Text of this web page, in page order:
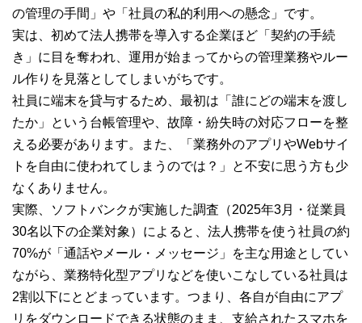
の管理の手間」や「社員の私的利用への懸念」です。
実は、初めて法人携帯を導入する企業ほど「契約の手続
き」に目を奪われ、運用が始まってからの管理業務やルー
ル作りを見落としてしまいがちです。
社員に端末を貸与するため、最初は「誰にどの端末を渡し
たか」という台帳管理や、故障・紛失時の対応フローを整
える必要があります。また、「業務外のアプリやWebサイ
トを自由に使われてしまうのでは？」と不安に思う方も少
なくありません。
実際、ソフトバンクが実施した調査（2025年3月・従業員
30名以下の企業対象）によると、法人携帯を使う社員の約
70%が「通話やメール・メッセージ」を主な用途としてい
ながら、業務特化型アプリなどを使いこなしている社員は
2割以下にとどまっています。つまり、各自が自由にアプ
リをダウンロードできる状態のまま、支給されたスマホを